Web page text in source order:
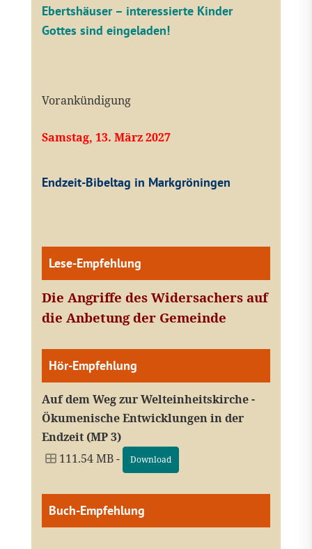
Ebertshäuser – interessierte Kinder
Gottes sind eingeladen!
Vorankündigung
Samstag, 13. März 2027
Endzeit-Bibeltag in Markgröningen
Lese-Empfehlung
Die Angriffe des Widersachers auf
die Anbetung der Gemeinde
Hör-Empfehlung
Auf dem Weg zur Welteinheitskirche -
Ökumenische Entwicklungen in der
Endzeit (MP 3)
111.54 MB -
Download
Buch-Empfehlung